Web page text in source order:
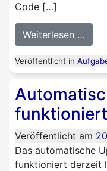
Code […]
Weiterlesen …
Veröffentlicht in
Veröffentlicht am
Das automatische
funktioniert derzeit